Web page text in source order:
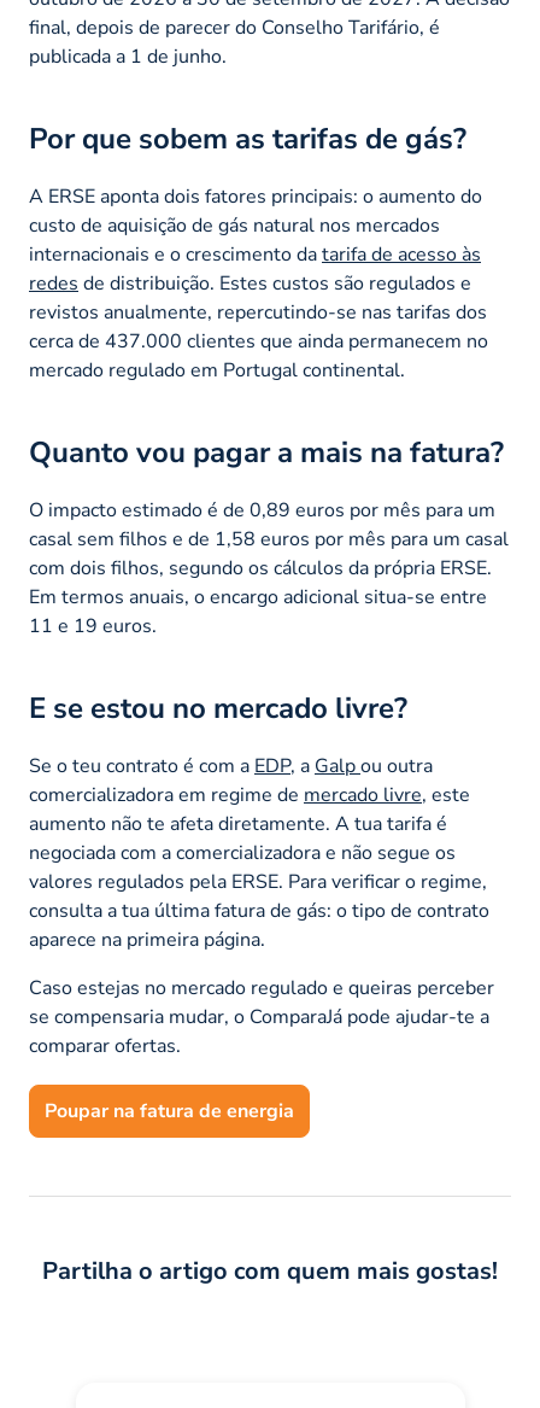
final, depois de parecer do Conselho Tarifário, é
publicada a 1 de junho.
Por que sobem as tarifas de gás?
A ERSE aponta dois fatores principais: o aumento do
custo de aquisição de gás natural nos mercados
internacionais e o crescimento datarifa de acesso às
redes de distribuição. Estes custos são regulados e
revistos anualmente, repercutindo-se nas tarifas dos
cerca de 437.000 clientes que ainda permanecem no
mercado regulado em Portugal continental.
Quanto vou pagar a mais na fatura?
O impacto estimado é de 0,89 euros por mês para um
casal sem filhos e de 1,58 euros por mês para um casal
com dois filhos, segundo os cálculos da própria ERSE.
Em termos anuais, o encargo adicional situa-se entre
11 e 19 euros.
E se estou no mercado livre?
Se o teu contrato é com a EDP, a Galpou outra
comercializadora em regime de mercado livre, este
aumento não te afeta diretamente. A tua tarifa é
negociada com a comercializadora e não segue os
valores regulados pela ERSE. Para verificar o regime,
consulta a tua última fatura de gás: o tipo de contrato
aparece na primeira página.
Caso estejas no mercado regulado e queiras perceber
se compensaria mudar, o ComparaJá pode ajudar-te a
comparar ofertas.
Poupar na fatura de energia
Partilha o artigo com quem mais gostas!